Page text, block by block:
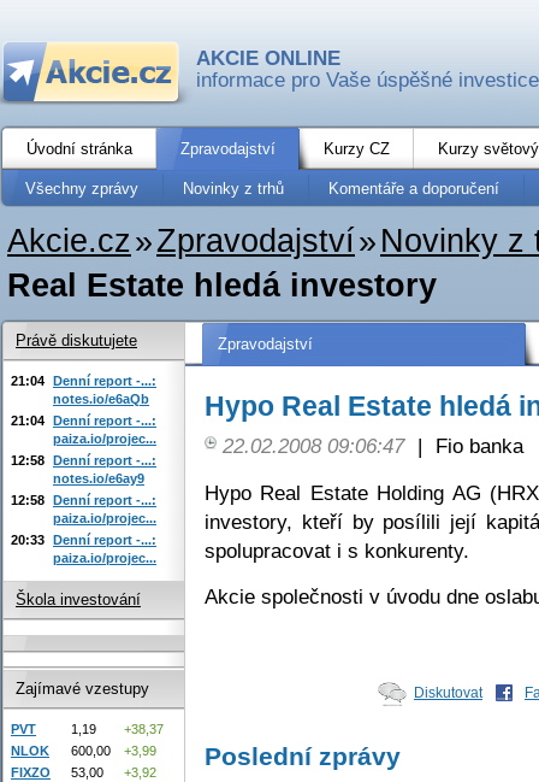
AKCIE ONLINE
informace pro Vaše úspěšné investice
Úvodní stránka Zpravodajství Kurzy CZ Kurzy
Všechny zprávy Novinky z trhů Komentáře a doporučení
Akcie.cz»Zpravodajství» Novinky z
Real Estate hledá investory
Zpravodajství
Hypo Real Estate hledá
22.02.2008 09:06:47 |
Fio banka
Hypo Real Estate Holding AG
investory, kteří by posílili její
spolupracovat i s konkurenty.
Akcie společnosti v úvodu dne
Diskutovat
Poslední zprávy
Právě diskutujete
21:04 Denní report -...:
notes.io/e6aQb
21:04 Denní report -...:
paiza.io/projec...
12:58 Denní report -...:
notes.io/e6ay9
12:58 Denní report -...:
paiza.io/projec...
20:33 Denní report -...:
paiza.io/projec...
Škola investování
Zajímavé vzestupy
PVT 1,19
+38,37
NLOK
600,00
+3,99
FIXZO
53,00
+3,92